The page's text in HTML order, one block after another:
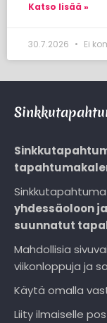
Katso lisää »
30.7.2026 Ei
yhdessäoloon
suunnatut
Mahdollisia
viikonloppuja ja
Käytä omalla
Liity ilmaiselle